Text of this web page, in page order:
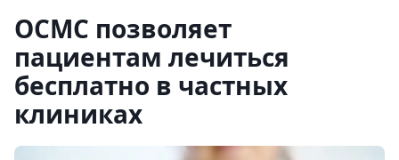
ОСМС позволяет
пациентам лечиться
бесплатно в частных
клиниках